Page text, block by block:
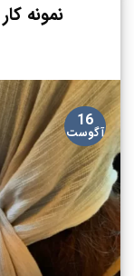
نمونه
16
آگوست